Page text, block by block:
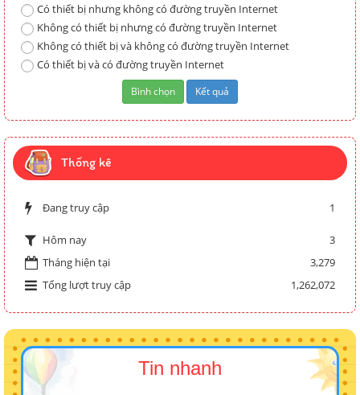
Có thiết bị nhưng không có đường truyền Internet
Không có thiết bị nhưng có đường truyền Internet
Không có thiết bị và không có đường truyền Internet
Có thiết bị và có đường truyền Internet
Thống kê
Đang truy cập 1
Hôm nay
3
Tháng hiện tại
3,279
Tổng lượt truy cập
1,262,072
Tin nhanh